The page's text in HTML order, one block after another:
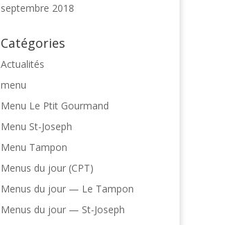
septembre 2018
Catégories
Actualités
menu
Menu Le Ptit Gourmand
Menu St-Joseph
Menu Tampon
Menus du jour (CPT)
Menus du jour — Le Tampon
Menus du jour — St-Joseph